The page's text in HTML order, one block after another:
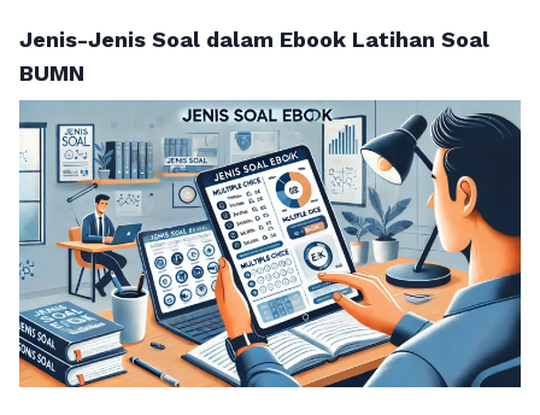
Jenis-Jenis Soal dalam Ebook Latihan Soal
BUMN